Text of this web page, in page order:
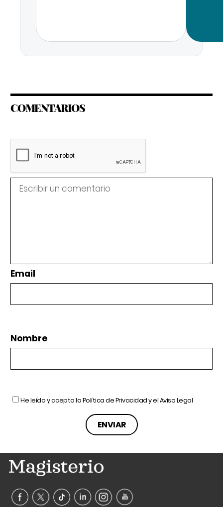
COMENTARIOS
Email
Nombre
He leído y acepto laPolítica de Privacidady elAviso Legal